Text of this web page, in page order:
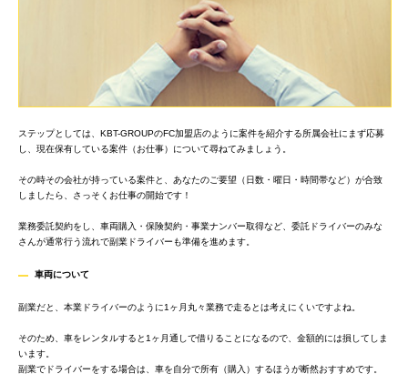
ステップとしては、KBT-GROUPのFC加盟店のように案件を紹介する所属会社にまず応募
し、現在保有している案件（お仕事）について尋ねてみましょう。
その時その会社が持っている案件と、あなたのご要望（日数・曜日・時間帯など）が合致
しましたら、さっそくお仕事の開始です！
業務委託契約をし、車両購入・保険契約・事業ナンバー取得など、委託ドライバーのみな
さんが通常行う流れで副業ドライバーも準備を進めます。
車両について
副業だと、本業ドライバーのように1ヶ月丸々業務で走るとは考えにくいですよね。
そのため、車をレンタルすると1ヶ月通しで借りることになるので、金額的には損してしま
います。
副業でドライバーをする場合は、車を自分で所有（購入）するほうが断然おすすめです。